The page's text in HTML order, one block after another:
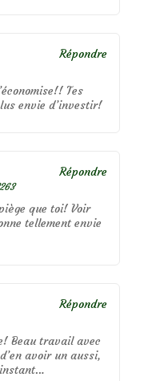
Tes
envie d’investir!
Répondre
que toi! Voir
tellement envie
Répondre
Beau travail avec
avoir un aussi,
Répondre